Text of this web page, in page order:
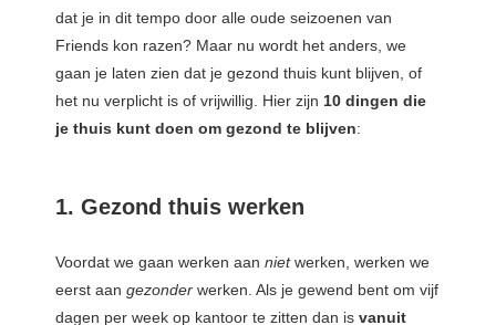
dat je in dit tempo door alle oude seizoenen van
Friends kon razen? Maar nu wordt het anders, we
gaan je laten zien dat je gezond thuis kunt blijven, of
het nu verplicht is of vrijwillig. Hier zijn 10 dingen die
je thuis kunt doen om gezond te blijven:
1. Gezond thuis werken
Voordat we gaan werken aan nietwerken, werken we
eerst aan gezonder werken. Als je gewend bent om vijf
dagen per week op kantoor te zitten dan is vanuit
website-